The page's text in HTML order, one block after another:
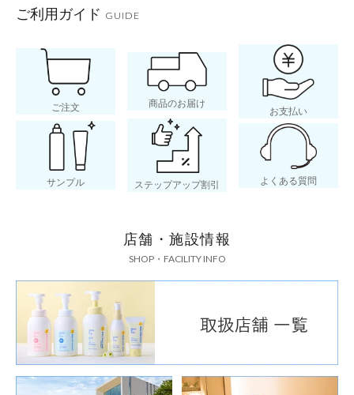
ご利用ガイド GUIDE
ご注文 商品のお届け
お支払い
サンプル ステップアップ割引 よくある質問
店舗・施設情報
SHOP・FACILITY INFO